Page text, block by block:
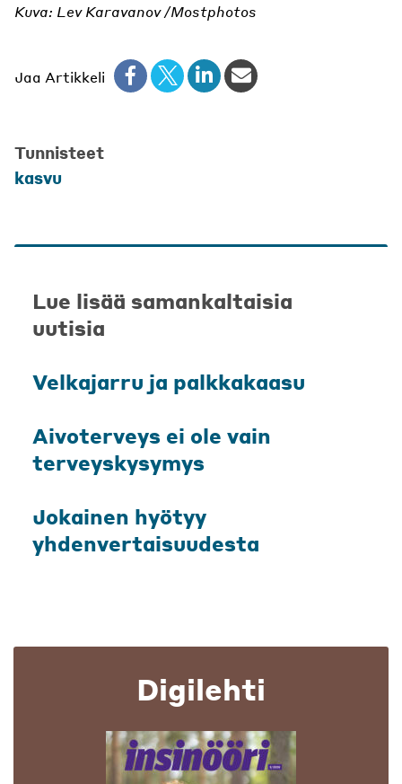
Kuva: Lev Karavanov /Mostphotos
Jaa Artikkeli
Tunnisteet
kasvu
Lue lisää samankaltaisia
uutisia
Velkajarru ja palkkakaasu
Aivoterveys ei ole vain
terveyskysymys
Jokainen hyötyy
yhdenvertaisuudesta
Digilehti